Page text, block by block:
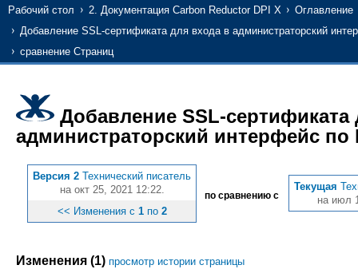
Рабочий стол 2. Документация Carbon Reductor DPI X
Оглавление
Добавление SSL-сертификата для входа в администраторский
сравнение Страниц
Добавление SSL-сертификата
администраторский интерфейс по
Версия 2 Технический писатель
на окт 25, 2021 12:22.
<< Изменения с 1по 2
по сравнению с
Текущая
на июл
Изменения (1) просмотр истории страницы